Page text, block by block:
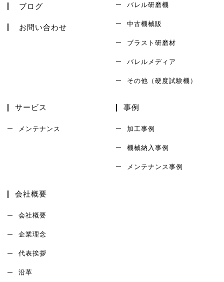
ブログ
お問い合わせ
バレル研磨機
中古機械販
ブラスト研磨材
バレルメディア
その他（硬度試験機）
サービス
メンテナンス
事例
加工事例
機械納入事例
メンテナンス事例
会社概要
会社概要
企業理念
代表挨拶
沿革